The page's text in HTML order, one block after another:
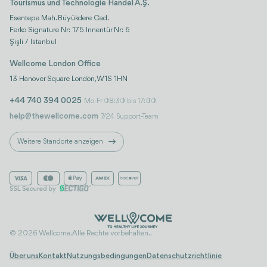
Tourismus und Technologie Handel A.Ş.
Esentepe Mah. Büyükdere Cad.
Ferko Signature Nr: 175 Innentür Nr: 6
Şişli / Istanbul
Wellcome London Office
13 Hanover Square London, W1S 1HN
+44 740 394 0025 Mo-Fr 08:30 bis 17:00
help@thewellcome.com 7/24 Support-Team
Weitere Standorte anzeigen
© 2026 Wellcome. Alle Rechte vorbehalten..
Über uns Kontakt Nutzungsbedingungen Datenschutzrichtlinie